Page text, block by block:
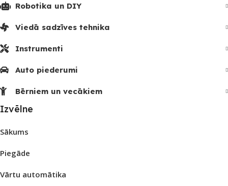
Robotika un DIY
Viedā sadzīves tehnika
Instrumenti
Auto piederumi
Bērniem un vecākiem
Izvēlne
Sākums
Piegāde
Vārtu automātika